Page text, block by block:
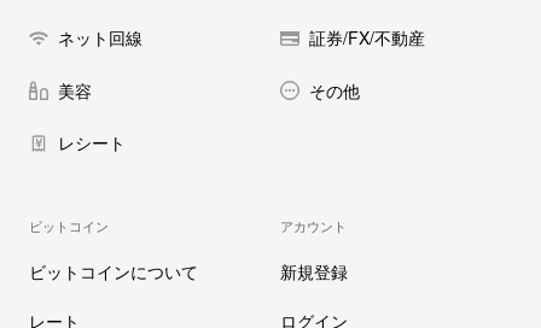
ネット回線 証券/FX/不動産
美容 その他
レシート
ビットコイン
ビットコインについて
レート
アカウント
新規登録
ログイン